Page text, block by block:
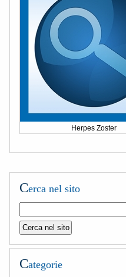
Herpes Zoster
Cerca nel sito
Categorie